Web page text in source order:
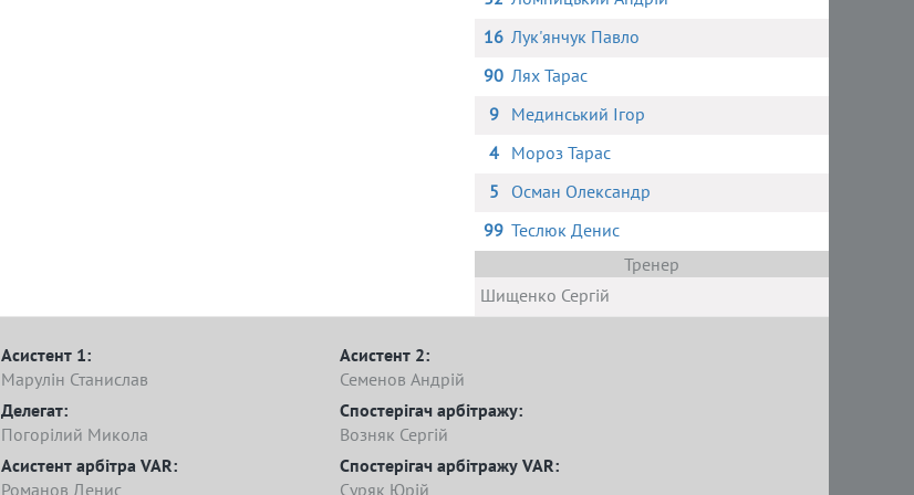
16 Лук'янчук Павло
90 Лях Тарас
9
Мединський Ігор
4
Мороз Тарас
5
Осман Олександр
99 Теслюк Денис
Тренер
Шищенко Сергій
Асистент 1:
Марулін Станислав
Асистент 2:
Семенов Андрій
Делегат:
Погорілий Микола
Спостерігач арбітражу:
Возняк Сергій
Асистент арбітра VAR:
Романов Денис
Спостерігач арбітражу VAR:
Суряк Юрій